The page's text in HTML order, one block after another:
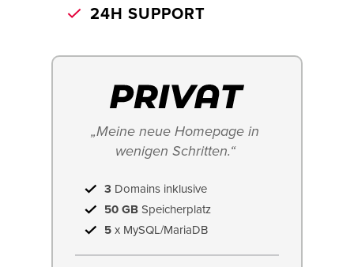
24H SUPPORT
„Meine neue Homepage in
wenigen Schritten.“
3 Domains inklusive
50 GB Speicherplatz
5 x MySQL/MariaDB